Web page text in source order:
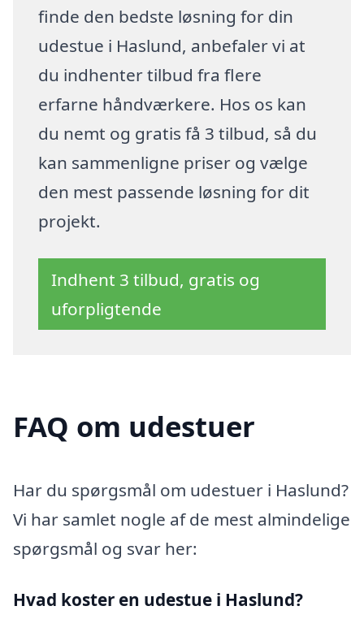
finde den bedste løsning for din
udestue i Haslund, anbefaler vi at
du indhenter tilbud fra flere
erfarne håndværkere. Hos os kan
du nemt og gratis få 3 tilbud, så du
kan sammenligne priser og vælge
den mest passende løsning for dit
projekt.
Indhent 3 tilbud, gratis og
uforpligtende
FAQ om udestuer
Har du spørgsmål om udestuer i Haslund?
Vi har samlet nogle af de mest almindelige
spørgsmål og svar her:
Hvad koster en udestue i Haslund?